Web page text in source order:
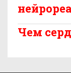
Чем